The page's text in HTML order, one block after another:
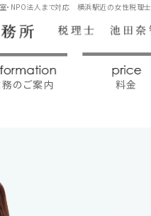
・NPO法人まで対応 横浜駅近の女性税理士
のご案内 料金